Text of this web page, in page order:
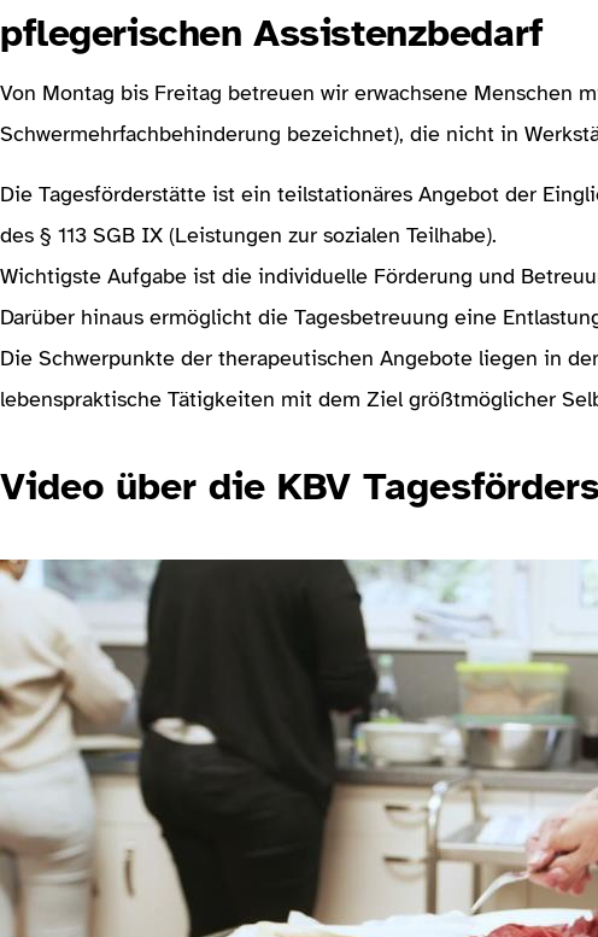
pflegerischen Assistenzbedarf
Von Montag bis Freitag betreuen wir erwachsene Menschen
Schwermehrfachbehinderung bezeichnet), die nicht in
Die Tagesförderstätte ist ein teilstationäres Angebot der
des § 113 SGB IX (Leistungen zur sozialen Teilhabe).
Wichtigste Aufgabe ist die individuelle Förderung und
Darüber hinaus ermöglicht die Tagesbetreuung eine
Die Schwerpunkte der therapeutischen Angebote liegen in
lebensprak­tische Tätigkeiten mit dem Ziel größtmöglicher
Video über die KBV